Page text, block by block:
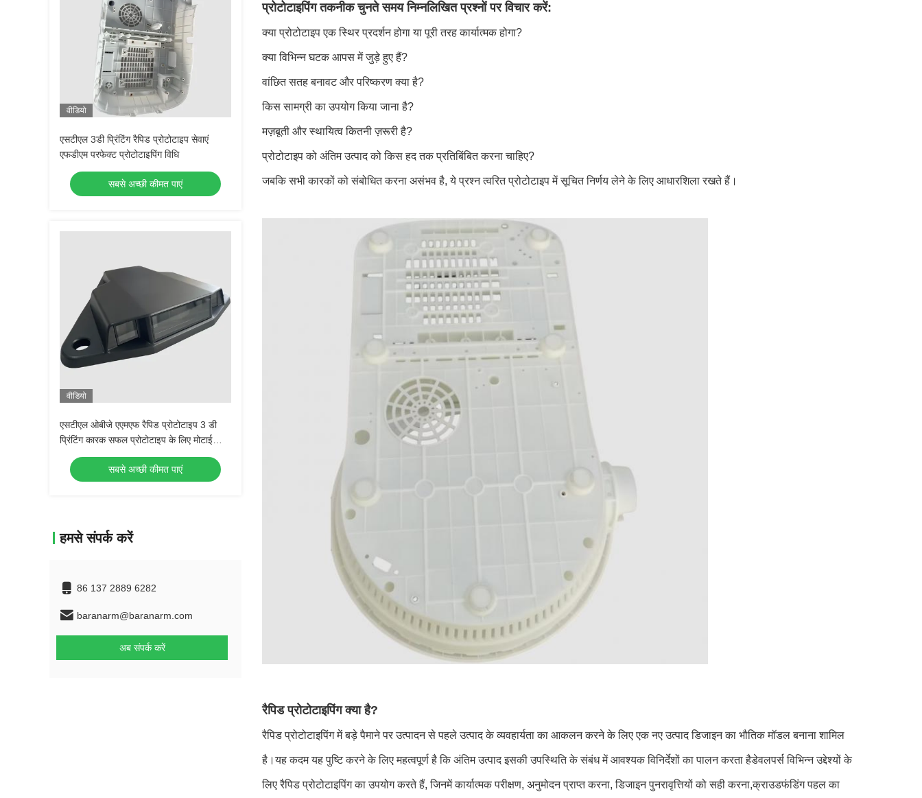
वीडियो
एसटीएल 3डी प्रिंटिंग रैपिड प्रोटोटाइप सेवाएं
एफडीएम परफेक्ट प्रोटोटाइपिंग विधि
सबसे अच्छी कीमत पाएं
वीडियो
एसटीएल ओबीजे एएमएफ रैपिड प्रोटोटाइप 3 डी
प्रिंटिंग कारक सफल प्रोटोटाइप के लिए मोटाई
3.2μm पर विचार करने के लिए
सबसे अच्छी कीमत पाएं
हमसे संपर्क करें
86 137 2889 6282
baranarm@baranarm.com
अब संपर्क करें
प्रोटोटाइपिंग तकनीक चुनते समय निम्नलिखित प्रश्नों पर विचार करें:
क्या प्रोटोटाइप एक स्थिर प्रदर्शन होगा या पूरी तरह कार्यात्मक होगा?
क्या विभिन्न घटक आपस में जुड़े हुए हैं?
वांछित सतह बनावट और परिष्करण क्या है?
किस सामग्री का उपयोग किया जाना है?
मज़बूती और स्थायित्व कितनी ज़रूरी है?
प्रोटोटाइप को अंतिम उत्पाद को किस हद तक प्रतिबिंबित करना चाहिए?
जबकि सभी कारकों को संबोधित करना असंभव है, ये प्रश्न त्वरित प्रोटोटाइप में सूचित निर्णय लेने के लिए आधारशिला रखते हैं।
रैपिड प्रोटोटाइपिंग क्या है?
रैपिड प्रोटोटाइपिंग में बड़े पैमाने पर उत्पादन से पहले उत्पाद के व्यवहार्यता का आकलन करने के लिए एक नए उत्पाद डिजाइन का भौतिक मॉडल बनाना शामिल
है।यह कदम यह पुष्टि करने के लिए महत्वपूर्ण है कि अंतिम उत्पाद इसकी उपस्थिति के संबंध में आवश्यक विनिर्देशों का पालन करता हैडेवलपर्स विभिन्न उद्देश्यों के
लिए रैपिड प्रोटोटाइपिंग का उपयोग करते हैं, जिनमें कार्यात्मक परीक्षण, अनुमोदन प्राप्त करना, डिजाइन पुनरावृत्तियों को सही करना,क्राउडफंडिंग पहल का